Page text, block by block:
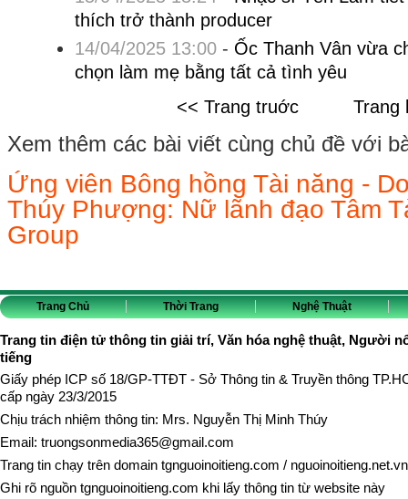
thích trở thành producer
14/04/2025 13:00- Ốc Thanh Vân vừa
chọn làm mẹ bằng tất cả tình yêu
<< Trang truớc
Trang
Xem thêm các bài viết cùng chủ đề với
Ứng viên Bông hồng Tài năng -
Thúy Phượng: Nữ lãnh đạo Tâm
Group
Trang Chủ Thời Trang Nghệ Thuật
Trang tin điện tử thông tin giải trí, Văn hóa nghệ thuật, Người
tiếng
Giấy phép ICP số 18/GP-TTĐT - Sở Thông tin & Truyền thông
cấp ngày 23/3/2015
Chịu trách nhiệm thông tin: Mrs. Nguyễn Thị Minh Thúy
Email: truongsonmedia365@gmail.com
Trang tin chạy trên domain tgnguoinoitieng.com / nguoinoitieng.net.vn
Ghi rõ nguồn tgnguoinoitieng.com khi lấy thông tin từ website này